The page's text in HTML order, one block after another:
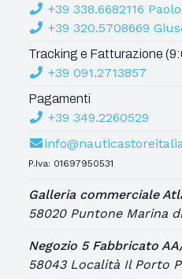
+39 338.6682116 Paolo
+39 320.5708669
Tracking e Fatturazione
+39 091.2713857
Pagamenti
+39 349.2260529
P.Iva: 01697950531
Galleria commerciale
58020 Puntone Marina
Negozio 5 Fabbricato
58043 Località Il Porto